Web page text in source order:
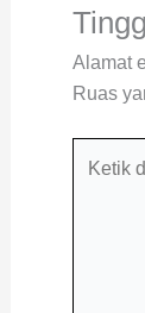
Alamat
Ruas